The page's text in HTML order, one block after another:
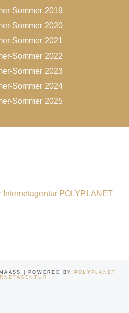
Sommer 2019
Sommer 2020
Sommer 2021
Sommer 2022
Sommer 2023
Sommer 2024
Sommer 2025
| POWERED BY POLY PLANET